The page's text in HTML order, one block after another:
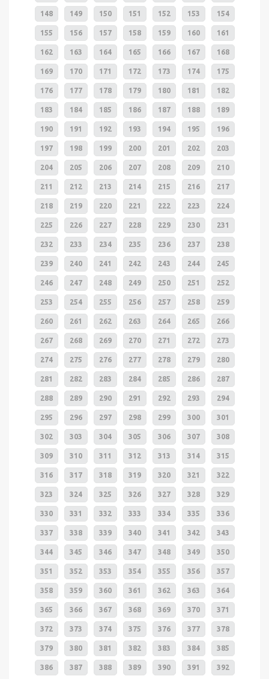
148 149 150 151 152 153 154
155 156 157 158 159 160 161
162 163 164 165 166 167 168
169 170 171 172 173 174 175
176 177 178 179 180 181 182
183 184 185 186 187 188 189
190 191 192 193 194 195 196
197 198 199 200 201 202 203
204 205 206 207 208 209 210
211 212 213 214 215 216 217
218 219 220 221 222 223 224
225 226 227 228 229 230 231
232 233 234 235 236 237 238
239 240 241 242 243 244 245
246 247 248 249 250 251 252
253 254 255 256 257 258 259
260 261 262 263 264 265 266
267 268 269 270 271 272 273
274 275 276 277 278 279 280
281 282 283 284 285 286 287
288 289 290 291 292 293 294
295 296 297 298 299 300 301
302 303 304 305 306 307 308
309 310 311 312 313 314 315
316 317 318 319 320 321 322
323 324 325 326 327 328 329
330 331 332 333 334 335 336
337 338 339 340 341 342 343
344 345 346 347 348 349 350
351 352 353 354 355 356 357
358 359 360 361 362 363 364
365 366 367 368 369 370 371
372 373 374 375 376 377 378
379 380 381 382 383 384 385
386 387 388 389 390 391 392